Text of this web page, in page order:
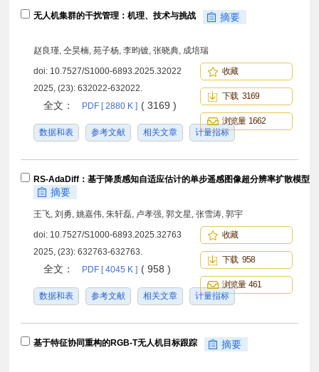
无人机集群的干扰管理：机理、技术与挑战 摘要
赵良瑾, 仝昊楠, 苑子杨, 李昀镀, 张晓典, 成培瑞
doi: 10.7527/S1000-6893.2025.32022
2025, (23): 632022-632022.
全文： PDF [ 2880 K ] ( 3169 )
数据和表 参考文献 相关文章 计量指标
收藏
下载 3169
浏览量 1662
RS-AdaDiff：基于降质感知自适应估计的单步遥感图像超分辨率扩散模型
摘要
王飞, 刘勇, 姚嘉伟, 朱轩磊, 卢孝强, 郭文星, 张雪涛, 郭宇
doi: 10.7527/S1000-6893.2025.32763
2025, (23): 632763-632763.
全文： PDF [ 4045 K ] ( 958 )
数据和表 参考文献 相关文章 计量指标
收藏
下载 958
浏览量 461
基于特征协同重构的RGB-T无人机目标跟踪 摘要